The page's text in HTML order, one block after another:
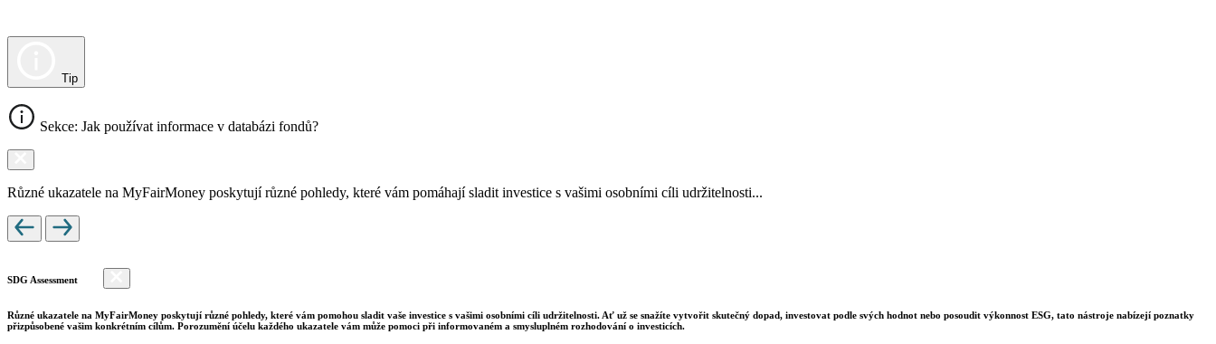
Tip
Sekce: Jak používat informace v databázi fondů?
Různé ukazatele na MyFairMoney poskytují různé pohledy, které vám pomáhají sladit investice s vašimi osobními cíli udržitelnosti...
SDG Assessment
Různé ukazatele na MyFairMoney poskytují různé pohledy, které vám pomohou sladit vaše investice s vašimi osobními cíli udržitelnosti. Ať už se snažíte vytvořit skutečný dopad, investovat podle svých hodnot nebo posoudit výkonnost ESG, tato nástroje nabízejí poznatky
přizpůsobené vašim konkrétním cílům. Porozumění účelu každého ukazatele vám může pomoci při informovaném a smysluplném rozhodování o investicích.